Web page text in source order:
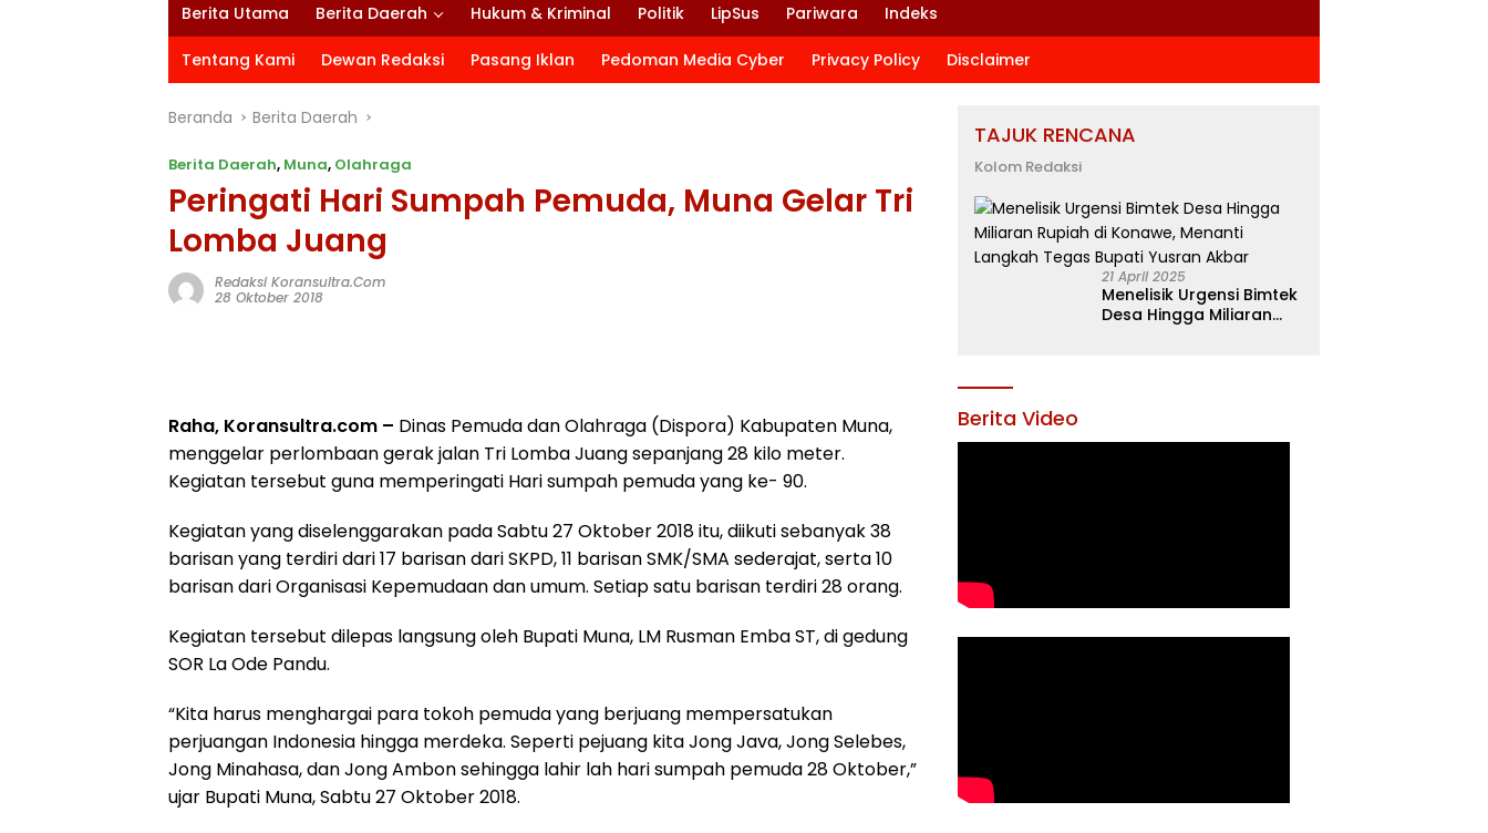
Berita Utama Berita Daerah Hukum & Kriminal Politik LipSus Pariwara Indeks
Tentang Kami Dewan Redaksi Pasang Iklan Pedoman Media Cyber Privacy Policy Disclaimer
Beranda Berita Daerah
Berita Daerah, Muna, Olahraga
Peringati Hari Sumpah Pemuda, Muna Gelar Tri
Lomba Juang
Redaksi Koransultra.com
28 Oktober 2018
Raha, Koransultra.com – Dinas Pemuda dan Olahraga (Dispora) Kabupaten Muna,
menggelar perlombaan gerak jalan Tri Lomba Juang sepanjang 28 kilo meter.
Kegiatan tersebut guna memperingati Hari sumpah pemuda yang ke- 90.
Kegiatan yang diselenggarakan pada Sabtu 27 Oktober 2018 itu, diikuti sebanyak 38
barisan yang terdiri dari 17 barisan dari SKPD, 11 barisan SMK/SMA sederajat, serta 10
barisan dari Organisasi Kepemudaan dan umum. Setiap satu barisan terdiri 28 orang.
Kegiatan tersebut dilepas langsung oleh Bupati Muna, LM Rusman Emba ST, di gedung
SOR La Ode Pandu.
“Kita harus menghargai para tokoh pemuda yang berjuang mempersatukan
perjuangan Indonesia hingga merdeka. Seperti pejuang kita Jong Java, Jong Selebes,
Jong Minahasa, dan Jong Ambon sehingga lahir lah hari sumpah pemuda 28 Oktober,”
ujar Bupati Muna, Sabtu 27 Oktober 2018.
TAJUK RENCANA
Kolom Redaksi
21 April 2025
Menelisik Urgensi Bimtek
Desa Hingga Miliaran
Berita Video